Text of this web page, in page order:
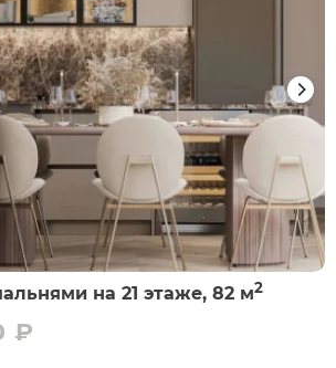
на 21 этаже, 82 м2
₽